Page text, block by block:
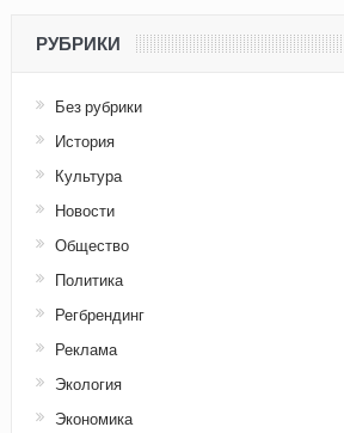
РУБРИКИ
Без рубрики
История
Культура
Новости
Общество
Политика
Регбрендинг
Реклама
Экология
Экономика